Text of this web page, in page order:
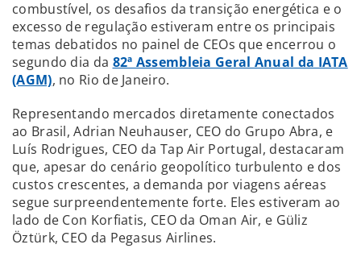
combustível, os desafios da transição energética e o
excesso de regulação estiveram entre os principais
temas debatidos no painel de CEOs que encerrou o
segundo dia da 82ª Assembleia Geral Anual da IATA
(AGM), no Rio de Janeiro.
Representando mercados diretamente conectados
ao Brasil, Adrian Neuhauser, CEO do Grupo Abra, e
Luís Rodrigues, CEO da Tap Air Portugal, destacaram
que, apesar do cenário geopolítico turbulento e dos
custos crescentes, a demanda por viagens aéreas
segue surpreendentemente forte. Eles estiveram ao
lado de Con Korfiatis, CEO da Oman Air, e Güliz
Öztürk, CEO da Pegasus Airlines.